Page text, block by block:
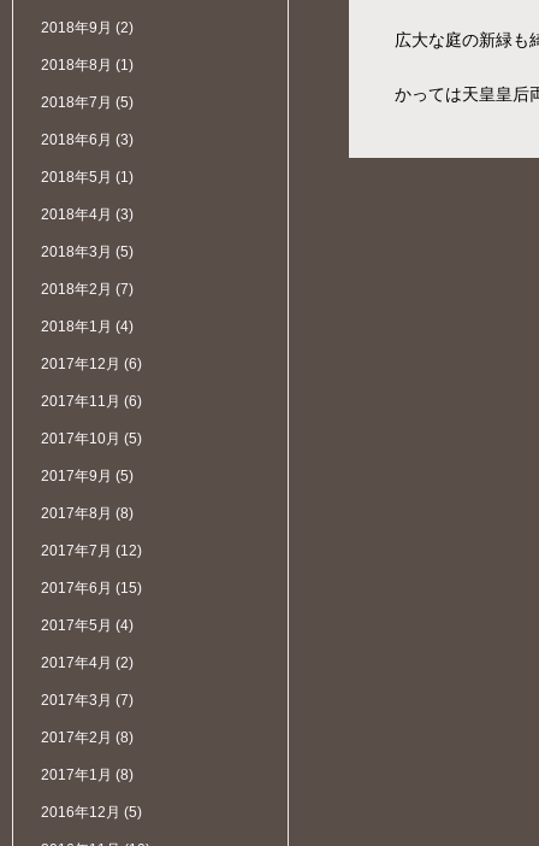
2018年9月 (2)
2018年8月 (1)
2018年7月 (5)
2018年6月 (3)
2018年5月 (1)
2018年4月 (3)
2018年3月 (5)
2018年2月 (7)
2018年1月 (4)
2017年12月 (6)
2017年11月 (6)
2017年10月 (5)
2017年9月 (5)
2017年8月 (8)
2017年7月 (12)
2017年6月 (15)
2017年5月 (4)
2017年4月 (2)
2017年3月 (7)
2017年2月 (8)
2017年1月 (8)
2016年12月 (5)
広大な庭の新緑も
かっては天皇皇后